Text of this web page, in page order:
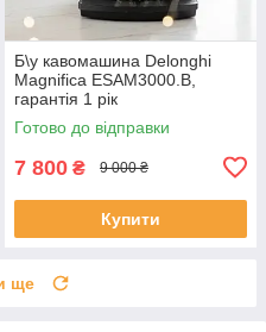
Б\у кавомашина Delonghi
Magnifica ESAM3000.B,
гарантія 1 рік
Готово до відправки
7 800 ₴ 9 000 ₴
Купити
ще